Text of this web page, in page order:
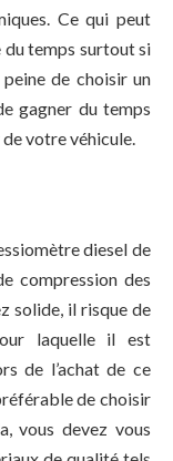
Ce qui peut
temps surtout si
de choisir un
gagner du temps
votre véhicule.
diesel de
compression des
solide, il risque de
laquelle il est
de l’achat de ce
de choisir
vous devez vous